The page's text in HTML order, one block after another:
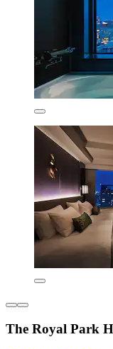
The Royal Park